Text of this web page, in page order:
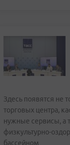
Здесь появятся не
торговых центра,
нужные сервисы, а
физкультурно-
бассейном